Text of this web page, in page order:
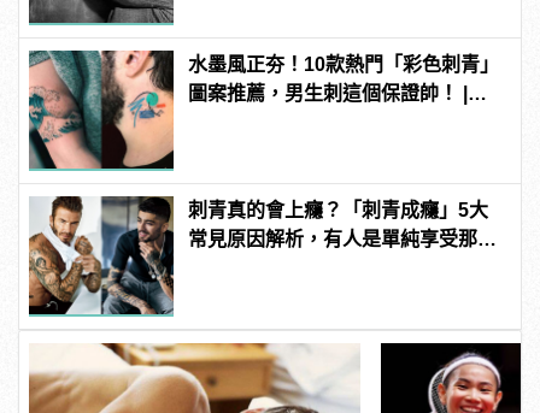
水墨風正夯！10款熱門「彩色刺青」
圖案推薦，男生刺這個保證帥！ |
刺青真的會上癮？「刺青成癮」5大
常見原因解析，有人是單純享受那種